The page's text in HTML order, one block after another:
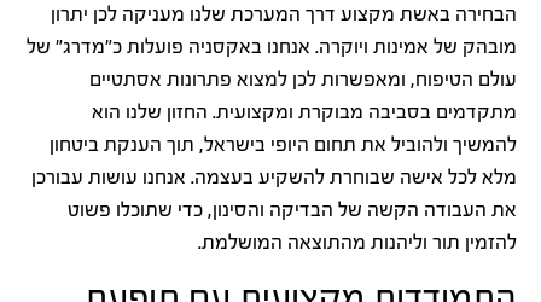
הבחירה באשת מקצוע דרך המערכת שלנו מעניקה לכן יתרון
מובהק של אמינות ויוקרה. אנחנו באקסניה פועלות כ"מדרג" של
עולם הטיפוח, ומאפשרות לכן למצוא פתרונות אסתטיים
מתקדמים בסביבה מבוקרת ומקצועית. החזון שלנו הוא
להמשיך ולהוביל את תחום היופי בישראל, תוך הענקת ביטחון
מלא לכל אישה שבוחרת להשקיע בעצמה. אנחנו עושות עבורכן
את העבודה הקשה של הבדיקה והסינון, כדי שתוכלו פשוט
להזמין תור וליהנות מהתוצאה המושלמת.